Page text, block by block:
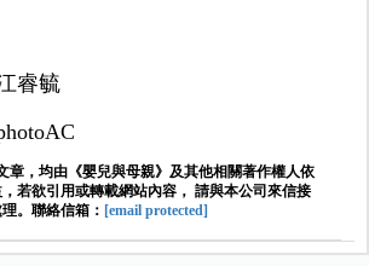
睿毓
章，均由《嬰兒與母親》及其他相關著作權人依
若欲引用或轉載網站內容， 請與本公司來信接
。聯絡信箱： [email protected]